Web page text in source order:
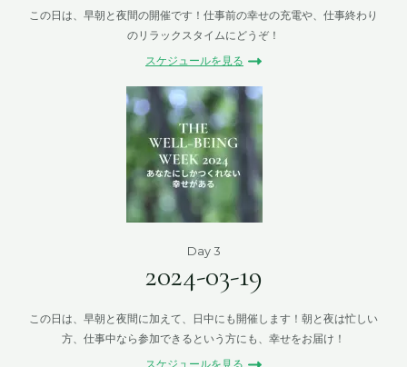
この日は、早朝と夜間の開催です！仕事前の幸せの充電や、仕事終わり
のリラックスタイムにどうぞ！
スケジュールを見る
Day 3
2024-03-19
この日は、早朝と夜間に加えて、日中にも開催します！朝と夜は忙しい
方、仕事中なら参加できるという方にも、幸せをお届け！
スケジュールを見る